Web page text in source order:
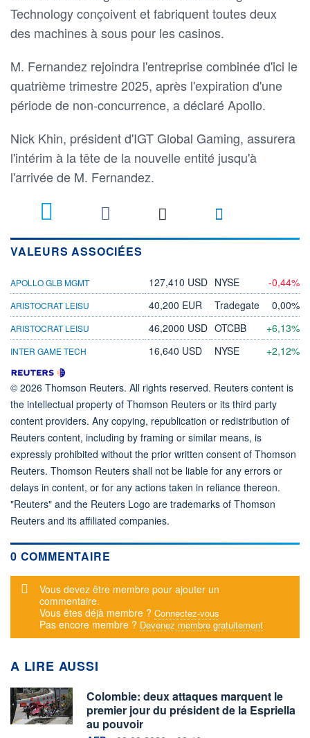
Technology conçoivent et fabriquent toutes deux
des machines à sous pour les casinos.
M. Fernandez rejoindra l'entreprise combinée d'ici le
quatrième trimestre 2025, après l'expiration d'une
période de non-concurrence, a déclaré Apollo.
Nick Khin, président d'IGT Global Gaming, assurera
l'intérim à la tête de la nouvelle entité jusqu'à
l'arrivée de M. Fernandez.
VALEURS ASSOCIÉES
APOLLO GLB MGMT 127,410 USD NYSE -0,44%
ARISTOCRAT LEISU 40,200 EUR Tradegate 0,00%
ARISTOCRAT LEISU 46,2000 USD OTCBB +6,13%
INTER GAME TECH 16,640 USD NYSE +2,12%
© 2026 Thomson Reuters. All rights reserved. Reuters content is
the intellectual property of Thomson Reuters or its third party
content providers. Any copying, republication or redistribution of
Reuters content, including by framing or similar means, is
expressly prohibited without the prior written consent of Thomson
Reuters. Thomson Reuters shall not be liable for any errors or
delays in content, or for any actions taken in reliance thereon.
"Reuters" and the Reuters Logo are trademarks of Thomson
Reuters and its affiliated companies.
0 COMMENTAIRE
Message d'alerte
Vous devez être membre pour ajouter un
commentaire.
Vous êtes déjà membre ? Connectez-vous
Pas encore membre ? Devenez membre gratuitement
A LIRE AUSSI
Colombie: deux attaques marquent le
premier jour du président de la Espriella
au pouvoir